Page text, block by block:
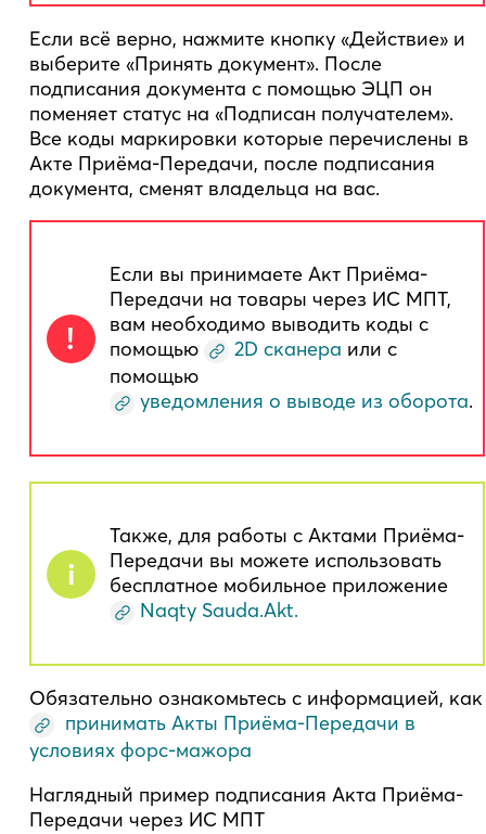
Если всё верно, нажмите кнопку «Действие» и
выберите «Принять документ». После
подписания документа с помощью ЭЦП он
поменяет статус на «Подписан получателем».
Все коды маркировки которые перечислены в
Акте Приёма-Передачи, после подписания
документа, сменят владельца на вас.
Если вы принимаете Акт Приёма-
Передачи на товары через ИС МПТ,
вам необходимо выводить коды с
помощью
2D сканера или с
помощью
уведомления о выводе из оборота.
Также, для работы с Актами Приёма-
Передачи вы можете использовать
бесплатное мобильное приложение
Naqty Sauda.Akt.
Обязательно ознакомьтесь с информацией, как
принимать Акты Приёма-Передачи в
условиях форс-мажора
Наглядный пример подписания Акта Приёма-
Передачи через ИС МПТ